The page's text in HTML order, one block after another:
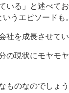
る」と述べて
うエピソードも。
を成長させて
現状にモヤモ
のなのでしょう